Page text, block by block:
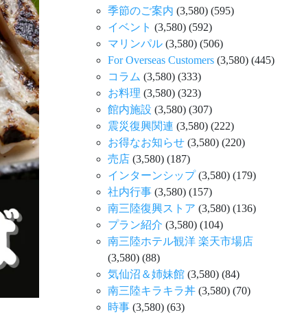
季節のご案内 (3,580) (595)
イベント (3,580) (592)
マリンパル (3,580) (506)
For Overseas Customers (3,580) (445)
コラム (3,580) (333)
お料理 (3,580) (323)
館内施設 (3,580) (307)
震災復興関連 (3,580) (222)
お得なお知らせ (3,580) (220)
売店 (3,580) (187)
インターンシップ(3,580) (179)
社内行事 (3,580) (157)
南三陸復興ストア (3,580) (136)
プラン紹介 (3,580) (104)
南三陸ホテル観洋 楽天市場店
(3,580) (88)
気仙沼＆姉妹館 (3,580) (84)
南三陸キラキラ丼 (3,580) (70)
時事 (3,580) (63)